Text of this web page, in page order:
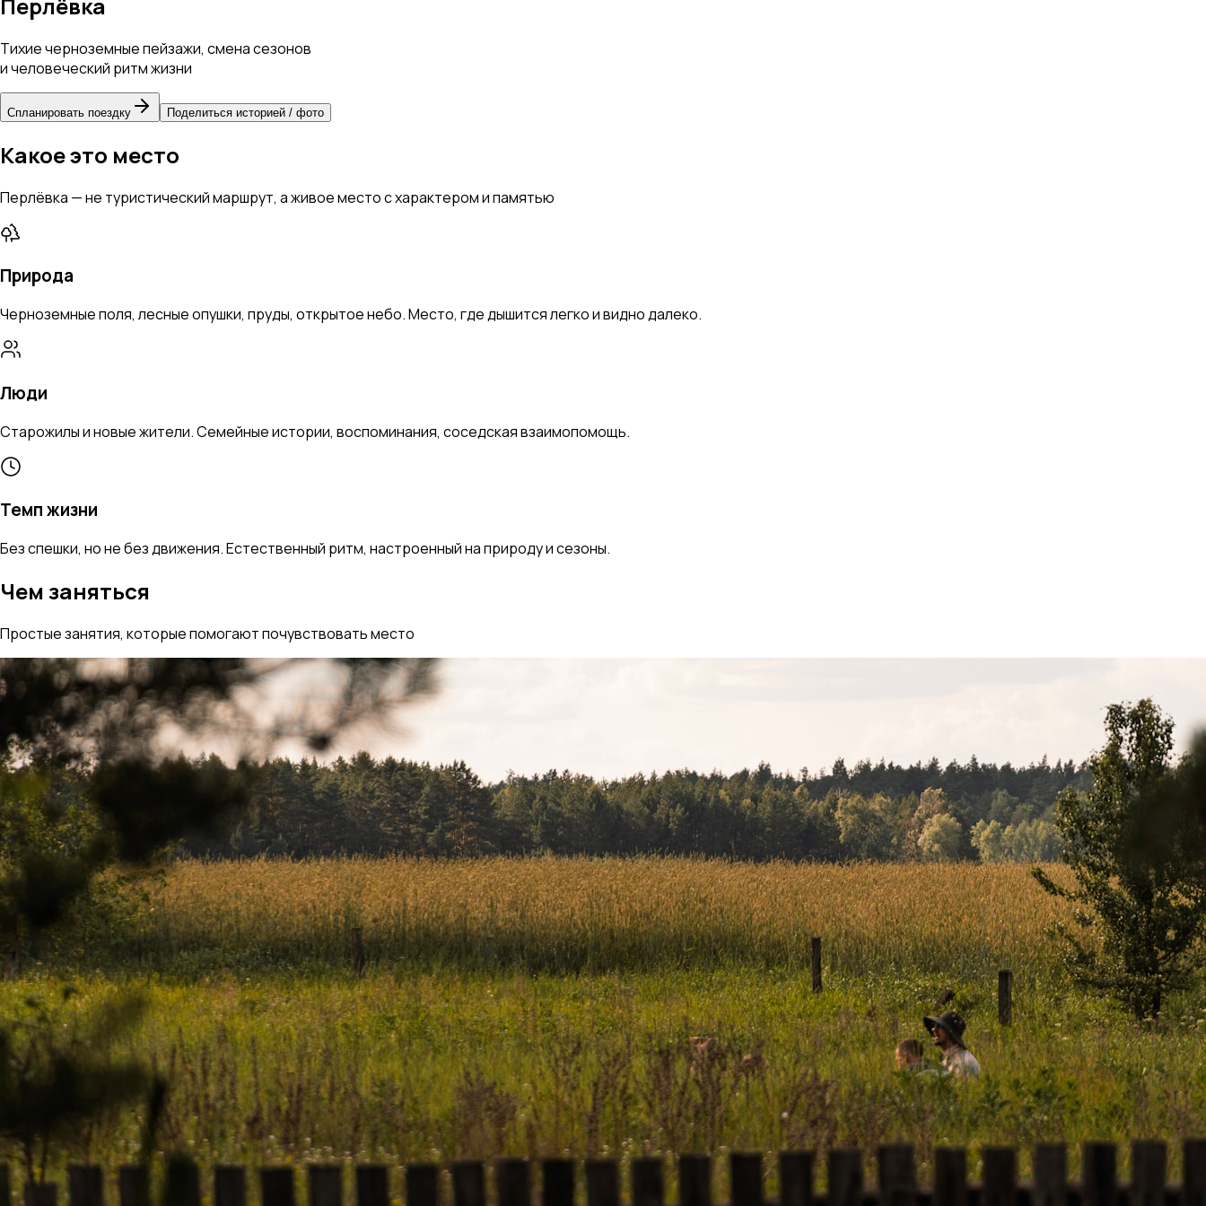
Тихие черноземные пейзажи, смена сезонов
и человеческий ритм жизни
Спланировать поездку Поделиться историей / фото
Какое это место
Перлёвка — не туристический маршрут, а живое место с характером и памятью
Природа
Черноземные поля, лесные опушки, пруды, открытое небо. Место, где дышится легко и видно далеко.
Люди
Старожилы и новые жители. Семейные истории, воспоминания, соседская взаимопомощь.
Темп жизни
Без спешки, но не без движения. Естественный ритм, настроенный на природу и сезоны.
Чем заняться
Простые занятия, которые помогают почувствовать место